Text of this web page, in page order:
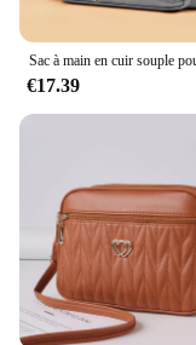
€17.39